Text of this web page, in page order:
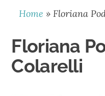
Home »Floriana
Floriana
Colarelli